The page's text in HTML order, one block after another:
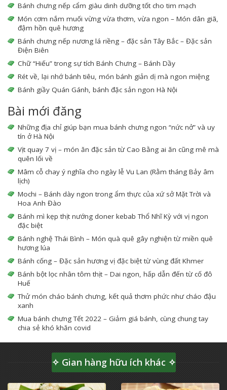
Bánh chưng nếp cẩm giàu dinh dưỡng tốt cho tim mạch
Món cơm nắm muối vừng vừa thơm, vừa ngon – Món dân giã,
đậm hồn quê hương
Bánh chưng nếp nương lá riềng – đặc sản Tây Bắc – Đặc sản
Điện Biên
Chữ “Hiếu” trong sự tích Bánh Chưng – Bánh Dầy
Rét về, lại nhớ bánh tiêu, món bánh giản dị mà ngon miệng
Bánh giầy Quán Gánh, bánh đặc sản ngon Hà Nội
Bài mới đăng
Những địa chỉ giúp bạn mua bánh chưng ngon “nức nở” và uy
tín ở Hà Nội
Vịt quay 7 vị – món ăn đặc sản từ Cao Bằng ai ăn cũng mê mà
quên lối về
Mâm cỗ chay ý nghĩa cho ngày lễ Vu Lan (Rằm tháng Bảy âm
lịch)
Mochi – Bánh dày ngon trong ẩm thực của xứ sở Mặt Trời và
Hoa Anh Đào
Bánh mì kẹp thịt nướng doner kebab Thổ Nhĩ Kỳ với vị ngon
đặc biệt
Bánh nghệ Thái Bình – Món quà quê gây nghiện từ miền quê
hương lúa
Bánh cống – Đặc sản hương vị đặc biệt từ vùng đất Khmer
Bánh bột lọc nhân tôm thịt – Dai ngon, hấp dẫn đến từ cố đô
Huế
Thử món cháo bánh chưng, kết quả thơm phức như cháo đậu
xanh
Mua bánh chưng Tết 2022 – Giảm giá bánh, cùng chung tay
chia sẻ khó khăn covid
✧ Gian hàng hữu ích khác ✧